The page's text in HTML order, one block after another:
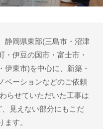
静岡県東部(三島市・沼津
・伊豆の国市・富士市・
伊東市)を中心に、新築・
ベーションなどのご依頼
らせていただいた工事は
、見えない部分にもこだ
ます。